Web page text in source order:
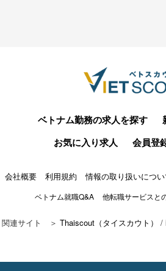
ベトナム勤務の求人を探す
お気に入り求人
会員登
会社概要 利用規約 情報の取り扱いにつ
ベトナム就職Q&A 他転職サービスと
関連サイト ＞ Thaiscout（タイスカウト） /